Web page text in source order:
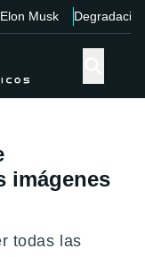
Elon Musk Degradación
imágenes
todas las